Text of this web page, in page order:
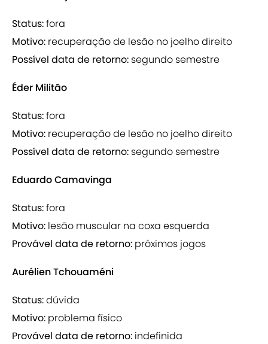
Status:fora
Motivo: recuperação de lesão no joelho direito
Possível data de retorno: segundo semestre
Éder Militão
Status:fora
Motivo: recuperação de lesão no joelho direito
Possível data de retorno: segundo semestre
Eduardo Camavinga
Status:fora
Motivo: lesão muscular na coxa esquerda
Provável data de retorno: próximos jogos
Aurélien Tchouaméni
Status:dúvida
Motivo: problema físico
Provável data de retorno: indefinida